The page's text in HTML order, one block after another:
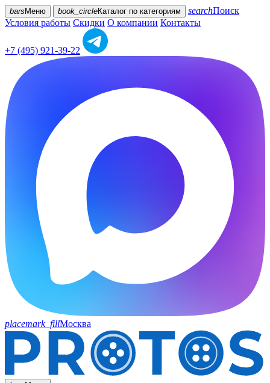
bars Меню book_circleКаталог по категориям searchПоиск
Условия работы Скидки О компании Контакты
+7 (495) 921-39-22
placemark_fillМосква